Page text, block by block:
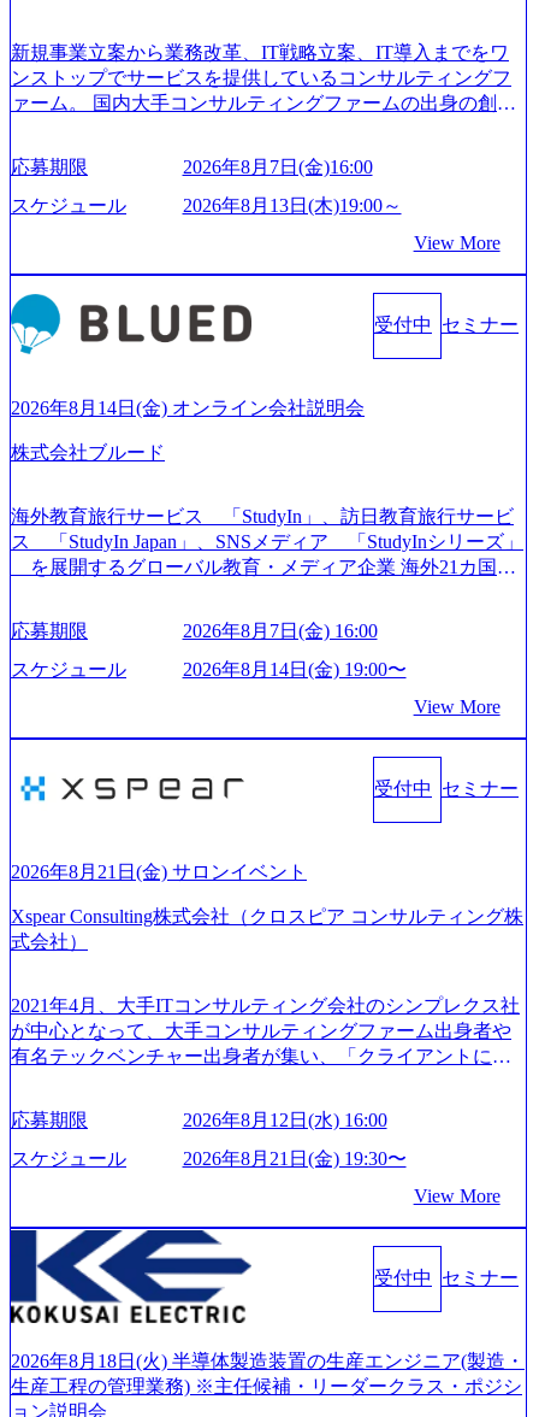
新規事業立案から業務改革、IT戦略立案、IT導入までをワ
ンストップでサービスを提供しているコンサルティングフ
ァーム。 国内大手コンサルティングファームの出身の創業
もっと自由に誠実に提案できる会社をつくりたい」「胸を
張って会社が好きだと言えるような家族的な組織をつくり
たい」という想いで会社を設立 PwC・アクセンチュアとい
社出身者など、様々な経歴の社員が活躍しており、働きや
すく魅力的な環境が整っているため、定着率が高いことか
ら「働きがいのある会社」に4年連続ベストカンパニーに選
出されている。 残業時間は平均30時間程度 事業/IT戦略立案
や各種プロジェクトマネジメント、最先端テクノロジーの
をデザインする」というビジョンを掲げ、クライアント目
いることは何かを追究し、本当に価値のある成果を提供し
の736名（2024年1月）に到達。上場を目指し、さらに採用
のスピードを上げている。 人にフォーカスをして急成長す
る唯一無二のコンサルティングファーム【株式会社ノース
サンド 執行役員新山氏、庄司氏インタビュー】 (https://my-vi
2015年に設立され、前年比205%の売上成長を遂げるなど、
急速な成長を遂げている。 ​ 新規事業立案から業務改革、IT
戦略立案、IT導入までをワンストップで提供するコンサル
ティングファームである。 ​- 2025年1月時点で従業員数1,209
名を擁し、事業拡大を続けている。 「人」にフォーカスを
当てたコンサルティング会社として、社員の人間力を強み
としたサービスを提供している。 ​- - 2018年から6年連続で
ティングファームやSIer、事業会社出身者など、多様な経歴
の社員が活躍している。 年間休日120日以上、完全週休2日
制、有給休暇初年度10日（消化率46.3%）、特別休暇5日な
ど、充実した休暇制度を整備している。 ​ 月平均残業時間は
リフレッシュ休暇など、社員同士の交流や健康をサポート
する取り組みが充実している。 2026年8月13日(木) 19:00～2
0:30予定 2026年8月7日(金) 16:00 コンサル業界の動向や業務
界セミナーを実施しています。 ●前回開催時のアンケート
ージのぼんやりしていた部分が明確になりました」「業界
の全体感や実際に働いていらっしゃる方の体感的なお話を
応募期限
2026年8月7日(金)16:00
スケジュール
2026年8月13日(木)19:00～
View More
受付中 セミナー
2026年8月14日(金) オンライン会社説明会
株式会社ブルード
海外教育旅行サービス 「StudyIn」、訪日教育旅行サービ
ス 「StudyIn Japan」、SNSメディア 「StudyInシリーズ」
を展開するグローバル教育・メディア企業 海外21カ国と
育支援サービスを提供している 動画メディア事業を基盤と
して、留学支援・訪日教育旅行・SNSマーケティング事業
を展開している Mission:より多くの人に、グローバルという
ラになる Value： INTEGRITY誠実であろう 素直に心を開い
て伝える、自責かつ利他の精神で動く、謙虚な姿勢でウソ
る、失敗を恐れずにふみだす、執着心をもって没頭する O
WNERSHIP当事者であろう みずから決めてみずから動く、
だわろう 今すぐ決める、すばやく動く、まず成果物をだす
回す、結果が出るまでやり抜く 2026年8月14日(金) 19:00〜2
0:00 (60分) 2026年8月7日(金) 16:00 本説明会は、選考の前段
です。評価の場ではないため、キャリアを検討中の段階の
方にもご参加いただけます。 連休中の平日夜という日程の
ため、在職中の方も有給を取得することなく、現職への配
慮なくご参加いただけます。帰省先からのオンライン参加
旅行事業の内容とビジネスモデル/今後の構想・事業展開/入
社後のキャリアパス ・質疑応答(20分) オンライン (Google M
eet) ・営業・マーケティングなど、ビジネスサイドでのキャ
リアを検討されている方 ・転職を具体的に決めてはいない
が、情報収集を進めたい段階の方 ・東京・大阪での勤務を
希望される方
応募期限
2026年8月7日(金) 16:00
スケジュール
2026年8月14日(金) 19:00〜
View More
受付中 セミナー
2026年8月21日(金) サロンイベント
Xspear Consulting株式会社（クロスピア コンサルティング株
式会社）
2021年4月、大手ITコンサルティング会社のシンプレクス社
が中心となって、大手コンサルティングファーム出身者や
有名テックベンチャー出身者が集い、「クライアントにと
い」という想いの下で立ち上げた新鋭ファーム テクノロジ
ーがビジネスの成功に大きな影響力を持つDX時代におい
て、20年以上にわたってFintech業界を中心に最先端テクノ
つ、あらゆる業種・業界のクライアントの企業価値の最大
化を支援するために、戦略策定、組織改革、人材育成、業
務改善、実行支援などのコンサルティングサービスを一気
通貫で提供するのが特徴（いわゆる総合コンサルティング
ファーム） 社名の由来は”DXエリアにSpir（槍）を指して
ていく”という位置づけ 一昔前は金融が強い企業として認知
されていたが、現在金融の売上割合は全体の3割。現在はTo
C事業を始め、パブリック、製造業、通信、エンタメ、教
応募期限
2026年8月12日(水) 16:00
スケジュール
2026年8月21日(金) 19:30〜
View More
受付中 セミナー
2026年8月18日(火) 半導体製造装置の生産エンジニア(製造・
生産工程の管理業務) ※主任候補・リーダークラス・ポジシ
ョン説明会